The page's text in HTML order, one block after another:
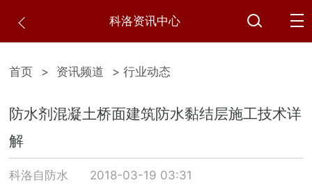
科洛资讯中心
首页 > 资讯频道 > 行业动态
防水剂混凝土桥面建筑防水黏结层施工技术详
解
科洛自防水 2018-03-19 03:31